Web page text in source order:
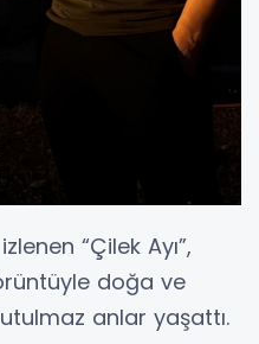
“Çilek Ayı”,
doğa ve
anlar yaşattı.